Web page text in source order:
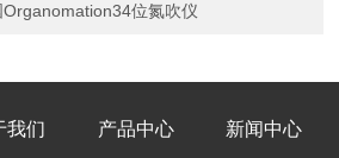
Organomation34位氮吹仪
我们 产品中心 新闻中心